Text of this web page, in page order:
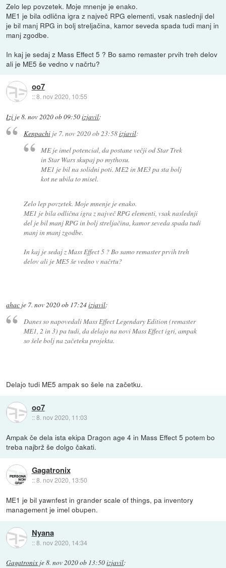
Zelo lep povzetek. Moje mnenje je enako.
ME1 je bila odlična igra z največ RPG elementi, vsak naslednji del
je bil manj RPG in bolj streljačina, kamor seveda spada tudi manj in
manj zgodbe.
In kaj je sedaj z Mass Effect 5 ? Bo samo remaster prvih treh delov
ali je ME5 še vedno v načrtu?
oo7
::8. nov 2020, 10:55
Izi je8. nov 2020 ob 09:50izjavil:
Kenpachije 7. nov 2020 ob 23:58izjavil:
ME je imel potencial, da postane večji od Star Trek
in Star Wars skupaj po mythosu.
ME1 je bil na solidni poti. ME2 in ME3 pa sta bolj
kot ne ubila to misel.
Zelo lep povzetek. Moje mnenje je enako.
ME1 je bila odlična igra z največ RPG elementi, vsak naslednji
del je bil manj RPG in bolj streljačina, kamor seveda spada tudi
manj in manj zgodbe.
In kaj je sedaj z Mass Effect 5 ? Bo samo remaster prvih treh
delov ali je ME5 še vedno v načrtu?
ahac je 7. nov 2020 ob 17:24izjavil:
Danes so napovedali Mass Effect Legendary Edition (remaster
ME1, 2 in 3) pa tudi, da delajo na novi Mass Effect igri, ampak
so šele bolj na začeteku projekta.
Delajo tudi ME5 ampak so šele na začetku.
oo7
::8. nov 2020, 11:03
Ampak če dela ista ekipa Dragon age 4 in Mass Effect 5 potem bo
treba najbrž še dolgo čakati.
Gagatronix
::8. nov 2020, 13:50
ME1 je bil yawnfest in grander scale of things, pa inventory
management je imel obupen.
Nyana
::8. nov 2020, 14:34
Gagatronix je8. nov 2020 ob 13:50izjavil: